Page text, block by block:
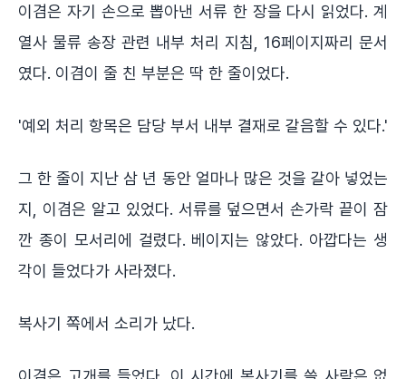
이겸은 자기 손으로 뽑아낸 서류 한 장을 다시 읽었다. 계
열사 물류 송장 관련 내부 처리 지침, 16페이지짜리 문서
였다. 이겸이 줄 친 부분은 딱 한 줄이었다.
'예외 처리 항목은 담당 부서 내부 결재로 갈음할 수 있다.'
그 한 줄이 지난 삼 년 동안 얼마나 많은 것을 갈아 넣었는
지, 이겸은 알고 있었다. 서류를 덮으면서 손가락 끝이 잠
깐 종이 모서리에 걸렸다. 베이지는 않았다. 아깝다는 생
각이 들었다가 사라졌다.
복사기 쪽에서 소리가 났다.